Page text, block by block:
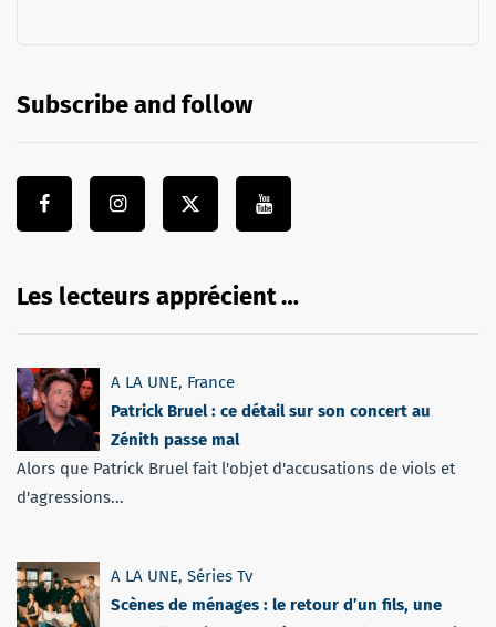
Subscribe and follow
Les lecteurs apprécient …
A LA UNE, France
Patrick Bruel : ce détail sur son concert au
Zénith passe mal
Alors que Patrick Bruel fait l'objet d'accusations de viols et
d'agressions...
A LA UNE, Séries Tv
Scènes de ménages : le retour d’un fils, une